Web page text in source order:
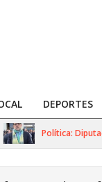
DEPORTES
Política: Diputado